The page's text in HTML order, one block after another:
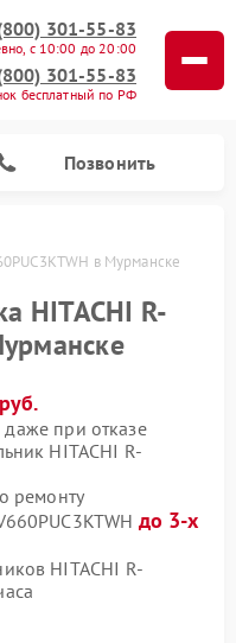
301-55-83
с 10:00 до 20:00
301-55-83
бесплатный по РФ
Позвонить
в Мурманске
HITACHI R-
даже при отказе
HITACHI R-
ремонту
до 3-х
HITACHI R-